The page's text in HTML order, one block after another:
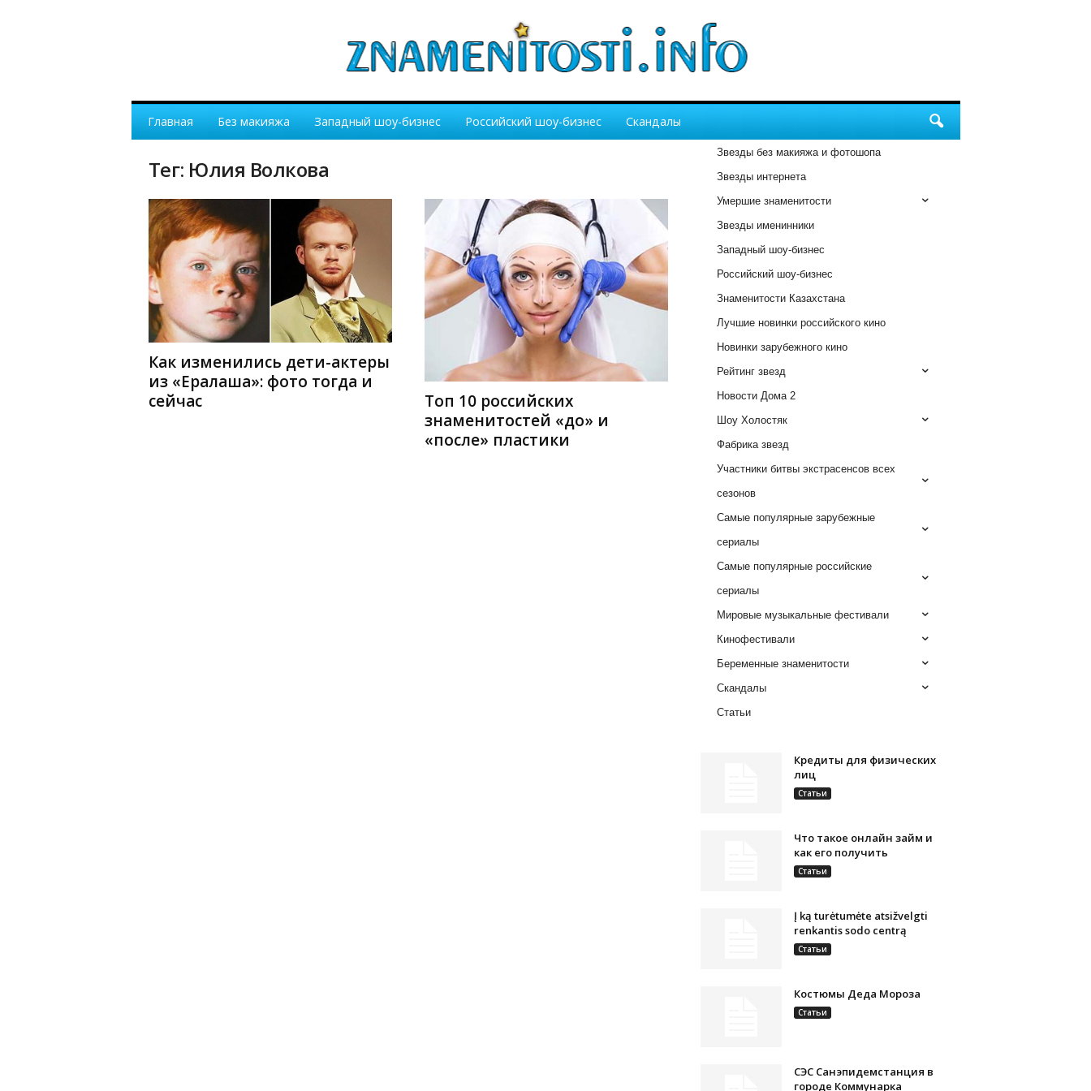
Главная Без макияжа Западный шоу-бизнес Российский шоу-бизнес Скандалы
Тег: Юлия Волкова
Как изменились дети-актеры
из «Ералаша»: фото тогда и
сейчас
Топ 10 российских
знаменитостей «до» и
«после» пластики
Звезды без макияжа и фотошопа
Звезды интернета
Умершие знаменитости
Звезды именинники
Западный шоу-бизнес
Российский шоу-бизнес
Знаменитости Казахстана
Лучшие новинки российского кино
Новинки зарубежного кино
Рейтинг звезд
Новости Дома 2
Шоу Холостяк
Фабрика звезд
Участники битвы экстрасенсов всех
сезонов
Самые популярные зарубежные
сериалы
Самые популярные российские
сериалы
Мировые музыкальные фестивали
Кинофестивали
Беременные знаменитости
Скандалы
Статьи
Кредиты для физических
лиц
Статьи
Что такое онлайн займ и
как его получить
Статьи
Į ką turėtumėte atsižvelgti
renkantis sodo centrą
Статьи
Костюмы Деда Мороза
Статьи
СЭС Санэпидемстанция в
городе Коммунарка